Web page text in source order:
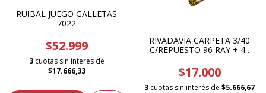
RUIBAL JUEGO GALLETAS
7022
$52.999
3 cuotas sin interés de
$17.666,33
RIVADAVIA CARPETA 3/40
C/REPUESTO 96 RAY + 48
$17.000
3 cuotas sin interés de $5.666,67